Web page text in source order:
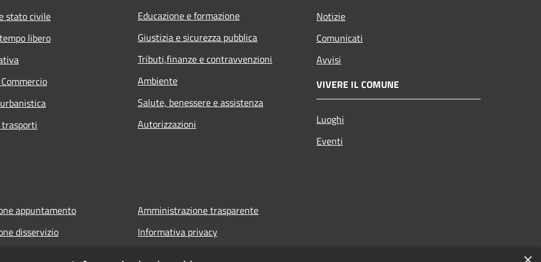
stato civile
libero
Educazione e formazione
Giustizia e sicurezza pubblica
Tributi,finanze e contravvenzioni
Ambiente
Salute, benessere e assistenza
Autorizzazioni
Notizie
Comunicati
Avvisi
VIVERE IL COMUNE
Luoghi
Eventi
appuntamento
disservizio
Amministrazione trasparente
Informativa privacy